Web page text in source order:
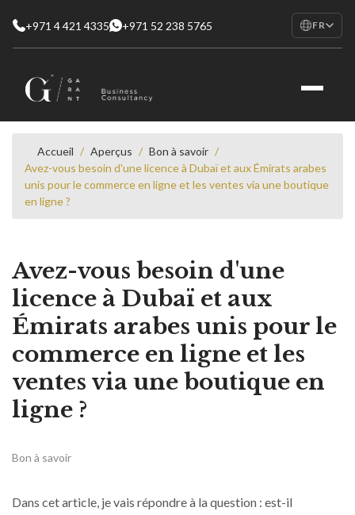
+971 4 421 4335 +971 52 238 5765 FR
AR
العربية
Accueil / Aperçus / Bon à savoir /
Avez-vous besoin d'une licence à Dubaï et aux Émirats arabes
unis pour le commerce en ligne et les ventes via une boutique
en ligne ?
Avez-vous besoin d'une
licence à Dubaï et aux
Émirats arabes unis pour le
commerce en ligne et les
ventes via une boutique en
ligne ?
Bon à savoir
Dans cet article, je vais répondre à la question : est-il